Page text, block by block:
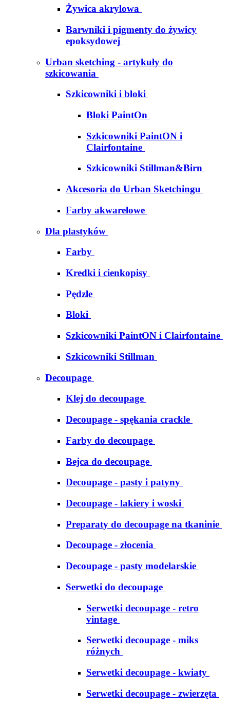
Żywica akrylowa
Barwniki i pigmenty do żywicy
epoksydowej
Urban sketching - artykuły do
szkicowania
Szkicowniki i bloki
Bloki PaintOn
Szkicowniki PaintON i
Clairfontaine
Szkicowniki Stillman&Birn
Akcesoria do Urban Sketchingu
Farby akwarelowe
Dla plastyków
Farby
Kredki i cienkopisy
Pędzle
Bloki
Szkicowniki PaintON i Clairfontaine
Szkicowniki Stillman
Decoupage
Klej do decoupage
Decoupage - spękania crackle
Farby do decoupage
Bejca do decoupage
Decoupage - pasty i patyny
Decoupage - lakiery i woski
Preparaty do decoupage na tkaninie
Decoupage - złocenia
Decoupage - pasty modelarskie
Serwetki do decoupage
Serwetki decoupage - retro
vintage
Serwetki decoupage - miks
różnych
Serwetki decoupage - kwiaty
Serwetki decoupage - zwierzęta